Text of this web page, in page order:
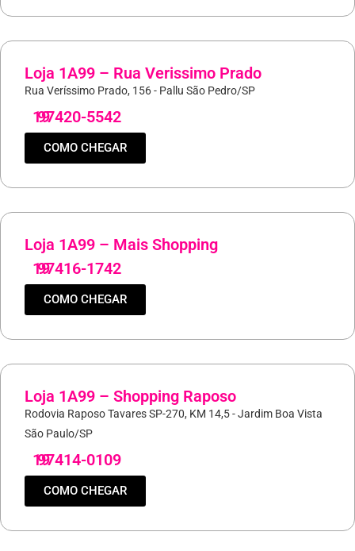
Loja 1A99 – Rua Verissimo Prado
Rua Veríssimo Prado, 156 - Pallu São Pedro/SP
19
97420-5542
COMO CHEGAR
Loja 1A99 – Mais Shopping
19
97416-1742
COMO CHEGAR
Loja 1A99 – Shopping Raposo
Rodovia Raposo Tavares SP-270, KM 14,5 - Jardim Boa Vista
São Paulo/SP
19
97414-0109
COMO CHEGAR